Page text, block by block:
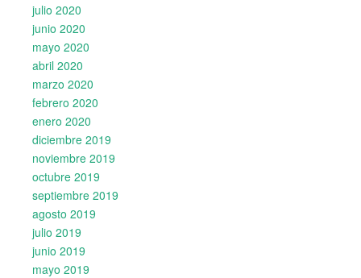
julio 2020
junio 2020
mayo 2020
abril 2020
marzo 2020
febrero 2020
enero 2020
diciembre 2019
noviembre 2019
octubre 2019
septiembre 2019
agosto 2019
julio 2019
junio 2019
mayo 2019